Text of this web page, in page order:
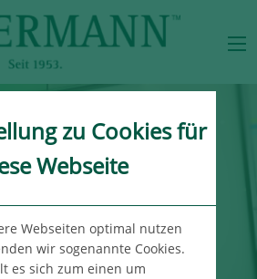
zu Cookies für
Webseite
Webseiten optimal nutzen
wir sogenannte Cookies.
es sich zum einen um